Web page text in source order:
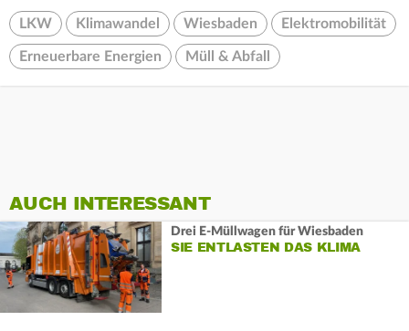
LKW Klimawandel Wiesbaden Elektromobilität
Erneuerbare Energien Müll & Abfall
AUCH INTERESSANT
Drei E-Müllwagen für Wiesbaden
SIE ENTLASTEN DAS KLIMA